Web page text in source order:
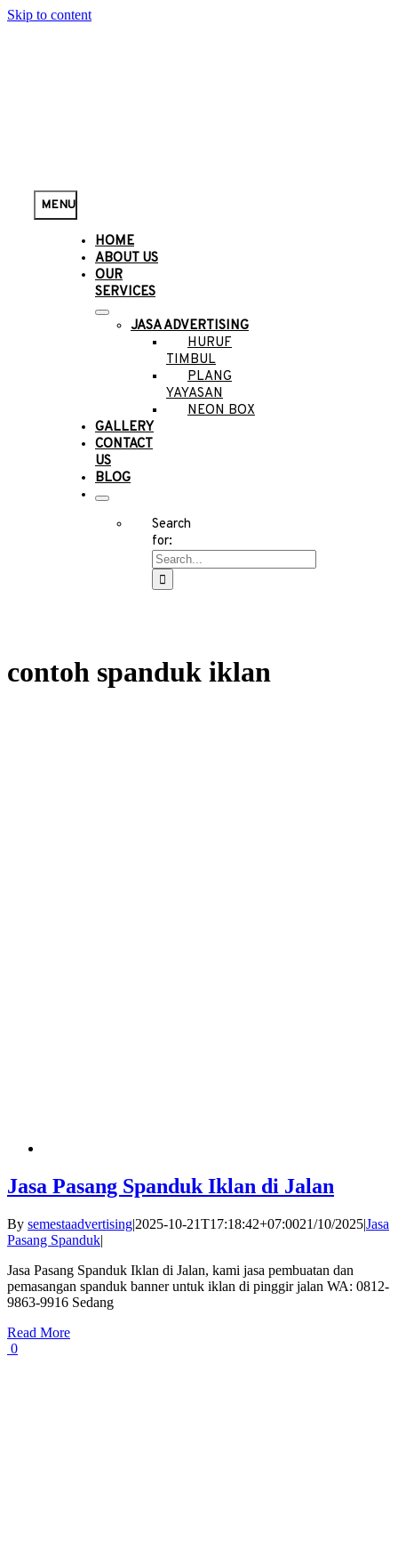
Skip to content
MENU
HOME
ABOUT US
OUR
SERVICES
JASA ADVERTISING
HURUF
TIMBUL
PLANG
YAYASAN
NEON BOX
GALLERY
CONTACT
US
BLOG
Search
for:
contoh spanduk iklan
Jasa Pasang Spanduk Iklan di Jalan
By semestaadvertising|2025-10-21T17:18:42+07:0021/10/2025|Jasa
Pasang Spanduk|
Jasa Pasang Spanduk Iklan di Jalan, kami jasa pembuatan dan
pemasangan spanduk banner untuk iklan di pinggir jalan WA: 0812-
9863-9916 Sedang
Read More
0